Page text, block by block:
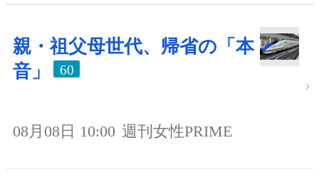
親・祖父母世代、帰省の「本
音」
60
08月08日 10:00 週刊女性PRIME